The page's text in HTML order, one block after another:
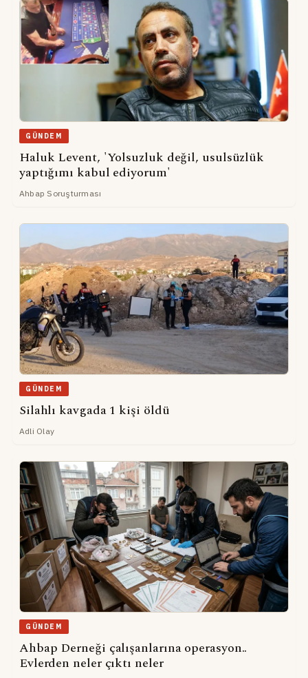
GÜNDEM
Haluk Levent, 'Yolsuzluk değil, usulsüzlük
yaptığımı kabul ediyorum'
Ahbap Soruşturması
GÜNDEM
Silahlı kavgada 1 kişi öldü
Adli Olay
GÜNDEM
Ahbap Derneği çalışanlarına operasyon..
Evlerden neler çıktı neler